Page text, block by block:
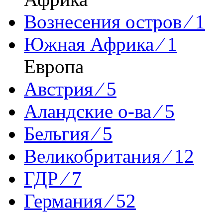
Вознесения остров ⁄ 1
Южная Африка ⁄ 1
Европа
Австрия ⁄ 5
Аландские о-ва ⁄ 5
Бельгия ⁄ 5
Великобритания ⁄ 12
ГДР ⁄ 7
Германия ⁄ 52